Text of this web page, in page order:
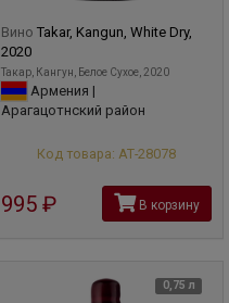
Вино Takar, Kangun, White Dry,
2020
Такар, Кангун, Белое Сухое, 2020
Армения |
Арагацотнский район
Код товара: АТ-28078
995 В корзину
0,75 л